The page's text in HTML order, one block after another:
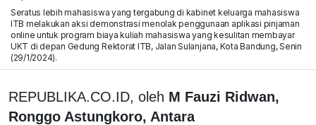
Seratus lebih mahasiswa yang tergabung di kabinet keluarga mahasiswa
ITB melakukan aksi demonstrasi menolak penggunaan aplikasi pinjaman
online untuk program biaya kuliah mahasiswa yang kesulitan membayar
UKT di depan Gedung Rektorat ITB, Jalan Sulanjana, Kota Bandung, Senin
(29/1/2024).
REPUBLIKA.CO.ID, oleh M Fauzi Ridwan,
Ronggo Astungkoro, Antara